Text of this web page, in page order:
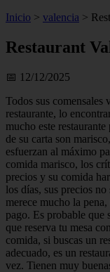
Inicio > valencia >
Restaurant
📅 12/12/2025
Todos sus comensales
restaurante, lo
mucho este
de su carta son
esfuerzan al máximo
comida marisco, los
precios y su comida
los días, sus precios
merece mucho la
pago. Es probable que
que reserva tu mesa
comida, si buscas un
adecuado, es un
vez. Tienen muy